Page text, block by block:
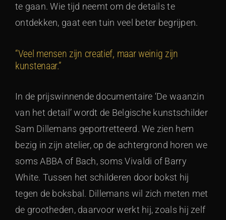
te gaan. Wie tijd neemt om de details te
ontdekken, gaat een tuin veel beter begrijpen.
“Veel mensen zijn creatief, maar weinig zijn
kunstenaar.”
In de prijswinnende documentaire ‘De waanzin
van het detail’ wordt de Belgische kunstschilder
Sam Dillemans geportretteerd. We zien hem
bezig in zijn atelier, op de achtergrond horen we
soms ABBA of Bach, soms Vivaldi of Barry
White. Tussen het schilderen door bokst hij
tegen de boksbal. Dillemans wil zich meten met
de grootheden, daarvoor werkt hij, zoals hij zelf